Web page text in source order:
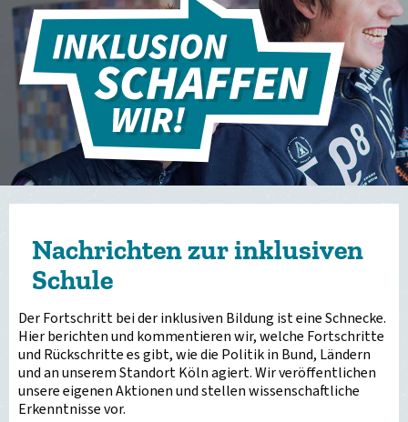
Nachrichten zur inklusiven
Schule
Der Fortschritt bei der inklusiven Bildung ist eine Schnecke.
Hier berichten und kommentieren wir, welche Fortschritte
und Rückschritte es gibt, wie die Politik in Bund, Ländern
und an unserem Standort Köln agiert. Wir veröffentlichen
unsere eigenen Aktionen und stellen wissenschaftliche
Erkenntnisse vor.